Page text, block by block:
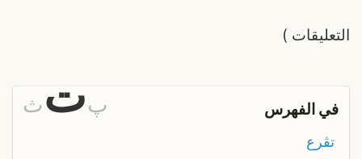
التعليقات )
في الفهرس پتث
تڨرع